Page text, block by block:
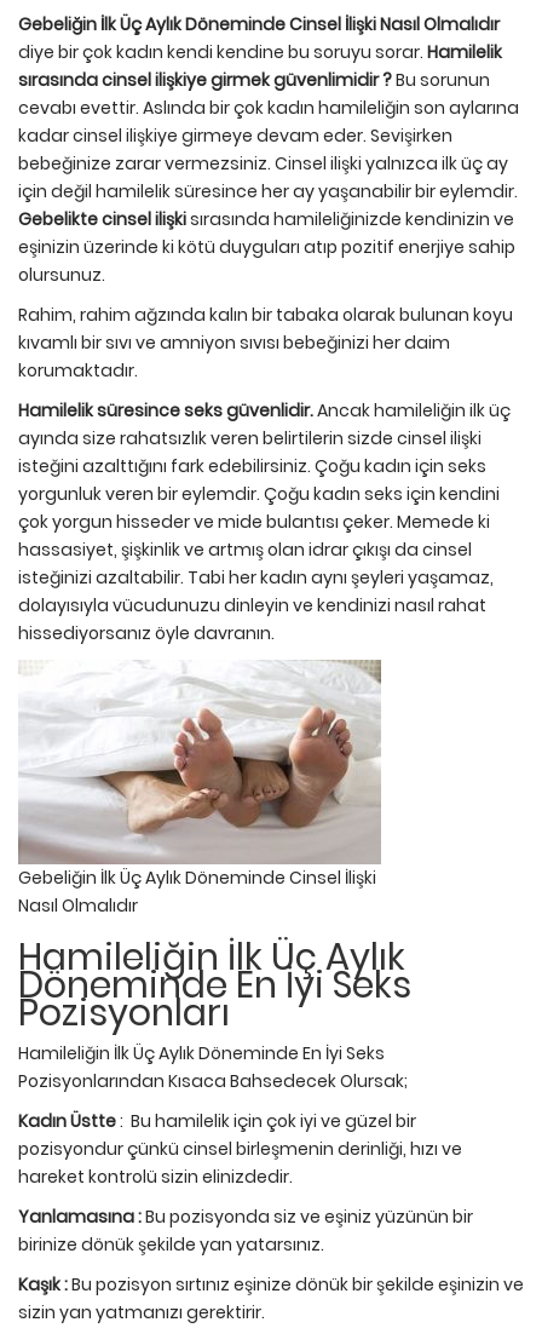
Gebeliğin İlk Üç Aylık Döneminde Cinsel İlişki Nasıl Olmalıdır
diye bir çok kadın kendi kendine bu soruyu sorar. Hamilelik
sırasında cinsel ilişkiye girmek güvenlimidir ?Bu sorunun
cevabı evettir. Aslında bir çok kadın hamileliğin son aylarına
kadar cinsel ilişkiye girmeye devam eder. Sevişirken
bebeğinize zarar vermezsiniz. Cinsel ilişki yalnızca ilk üç ay
için değil hamilelik süresince her ay yaşanabilir bir eylemdir.
Gebelikte cinsel ilişkisırasında hamileliğinizde kendinizin ve
eşinizin üzerinde ki kötü duyguları atıp pozitif enerjiye sahip
olursunuz.
Rahim, rahim ağzında kalın bir tabaka olarak bulunan koyu
kıvamlı bir sıvı ve amniyon sıvısı bebeğinizi her daim
korumaktadır.
Hamilelik süresince seks güvenlidir.Ancak hamileliğin ilk üç
ayında size rahatsızlık veren belirtilerin sizde cinsel ilişki
isteğini azalttığını fark edebilirsiniz. Çoğu kadın için seks
yorgunluk veren bir eylemdir. Çoğu kadın seks için kendini
çok yorgun hisseder ve mide bulantısı çeker. Memede ki
hassasiyet, şişkinlik ve artmış olan idrar çıkışı da cinsel
isteğinizi azaltabilir. Tabi her kadın aynı şeyleri yaşamaz,
dolayısıyla vücudunuzu dinleyin ve kendinizi nasıl rahat
hissediyorsanız öyle davranın.
Gebeliğin İlk Üç Aylık Döneminde Cinsel İlişki
Nasıl Olmalıdır
Hamileliğin İlk Üç Aylık
Döneminde En İyi Seks
Pozisyonları
Hamileliğin İlk Üç Aylık Döneminde En İyi Seks
Pozisyonlarından Kısaca Bahsedecek Olursak;
Kadın Üstte: Bu hamilelik için çok iyi ve güzel bir
pozisyondur çünkü cinsel birleşmenin derinliği, hızı ve
hareket kontrolü sizin elinizdedir.
Yanlamasına :Bu pozisyonda siz ve eşiniz yüzünün bir
birinize dönük şekilde yan yatarsınız.
Kaşık :Bu pozisyon sırtınız eşinize dönük bir şekilde eşinizin ve
sizin yan yatmanızı gerektirir.